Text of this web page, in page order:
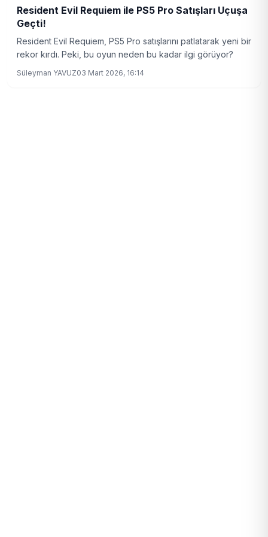
Resident Evil Requiem ile PS5 Pro Satışları Uçuşa
Geçti!
Resident Evil Requiem, PS5 Pro satışlarını patlatarak yeni bir
rekor kırdı. Peki, bu oyun neden bu kadar ilgi görüyor?
Süleyman YAVUZ03 Mart 2026, 16:14